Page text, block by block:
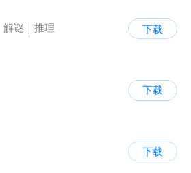
解谜
推理
下载
下载
下载